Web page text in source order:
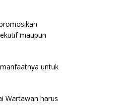
maupun
untuk
Wartawan harus